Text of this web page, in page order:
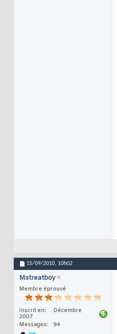
15/09/2010, 10h02
Mstreatboy
Membre éprouvé
Inscrit en
Décembre
2007
Messages
94